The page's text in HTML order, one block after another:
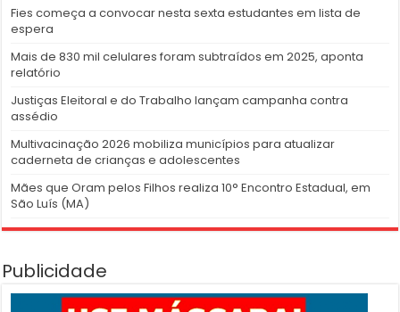
Fies começa a convocar nesta sexta estudantes em lista de
espera
Mais de 830 mil celulares foram subtraídos em 2025, aponta
relatório
Justiças Eleitoral e do Trabalho lançam campanha contra
assédio
Multivacinação 2026 mobiliza municípios para atualizar
caderneta de crianças e adolescentes
Mães que Oram pelos Filhos realiza 10° Encontro Estadual, em
São Luís (MA)
Publicidade